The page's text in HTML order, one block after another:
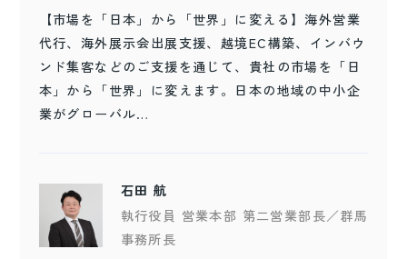
【市場を「日本」から「世界」に変える】海外営業
代行、海外展示会出展支援、越境EC構築、インバウ
ンド集客などのご支援を通じて、貴社の市場を「日
本」から「世界」に変えます。日本の地域の中小企
業がグローバル…
石田 航
執行役員 営業本部 第二営業部長／群馬
事務所長